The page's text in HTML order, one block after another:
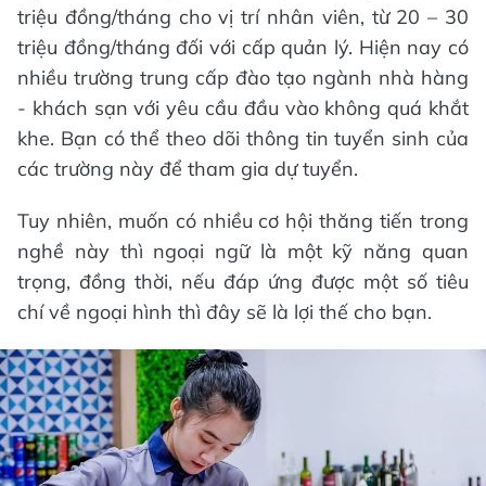
triệu đồng/tháng cho vị trí nhân viên, từ 20 – 30
triệu đồng/tháng đối với cấp quản lý. Hiện nay có
nhiều trường trung cấp đào tạo ngành nhà hàng
- khách sạn với yêu cầu đầu vào không quá khắt
khe. Bạn có thể theo dõi thông tin tuyển sinh của
các trường này để tham gia dự tuyển.
Tuy nhiên, muốn có nhiều cơ hội thăng tiến trong
nghề này thì ngoại ngữ là một kỹ năng quan
trọng, đồng thời, nếu đáp ứng được một số tiêu
chí về ngoại hình thì đây sẽ là lợi thế cho bạn.